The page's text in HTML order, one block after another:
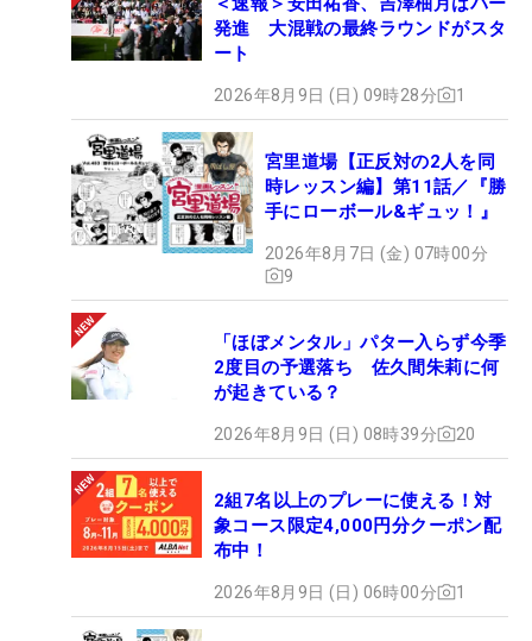
発進 大混戦の最終ラウンドがスタ
ート
2026年8月9日 (日) 09時28分 1
宮里道場【正反対の2人を同
時レッスン編】第11話／『勝
手にローボール&ギュッ！』
2026年8月7日 (金) 07時00分
9
「ほぼメンタル」パター入らず今季
2度目の予選落ち 佐久間朱莉に何
が起きている？
2026年8月9日 (日) 08時39分 20
2組7名以上のプレーに使える！対
象コース限定4,000円分クーポン配
布中！
2026年8月9日 (日) 06時00分 1